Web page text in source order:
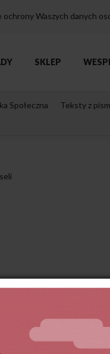
Waszych danych
SKLEP
Społeczna Teksty z